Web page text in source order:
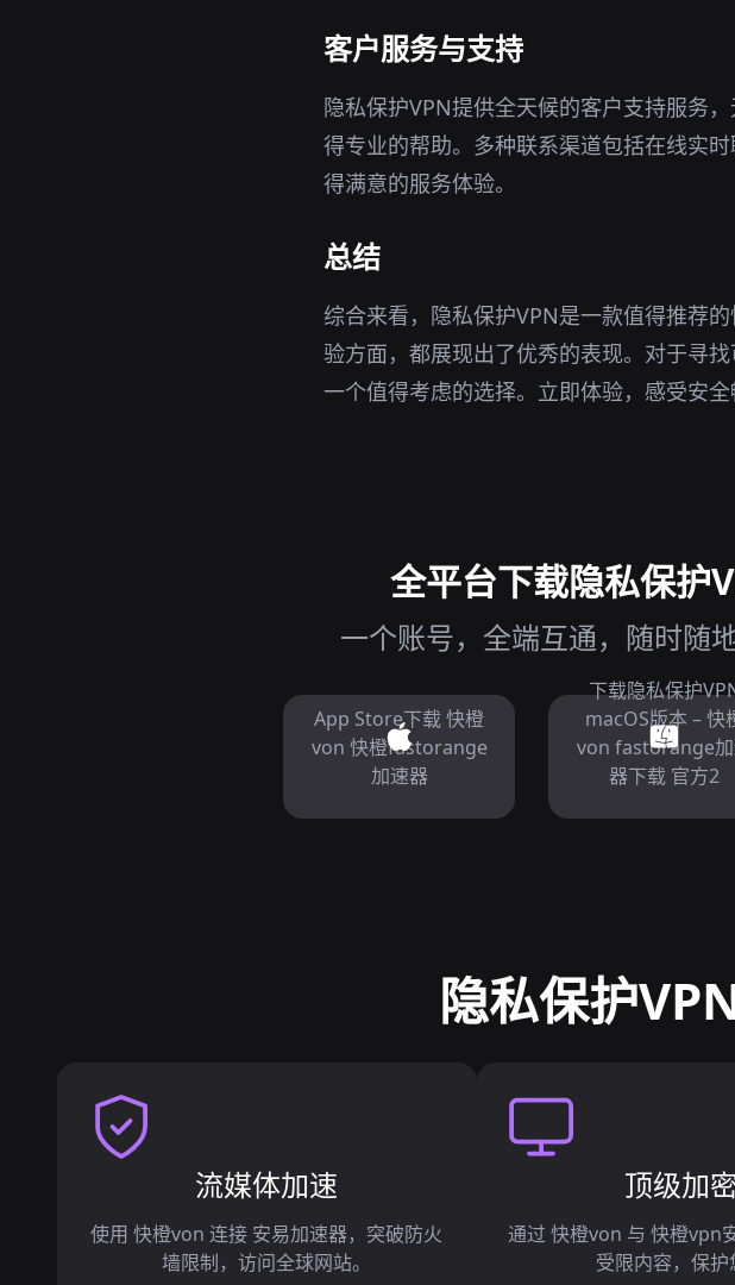
客户服务与支持
隐私保护VPN提供全天候的客户支持服务
得专业的帮助。多种联系渠道包括在线实
得满意的服务体验。
总结
综合来看，隐私保护VPN是一款值得推荐
验方面，都展现出了优秀的表现。对于寻
一个值得考虑的选择。立即体验，感受安全
全平台下载隐私保护
一个账号，全端互通，随时随
App Store下载 快橙
von 快橙fastorange
加速器
下载隐私保护
macOS版本 – 快
von fastorange
器下载 官方2
隐私保护
流媒体加速
使用 快橙von 连接 安易加速器，突破防火
墙限制，访问全球网站。
顶级加
通过 快橙von 与 快橙vpn
受限内容，保护